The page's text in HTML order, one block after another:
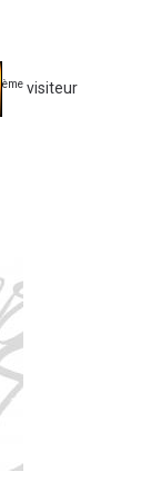
ème visiteur